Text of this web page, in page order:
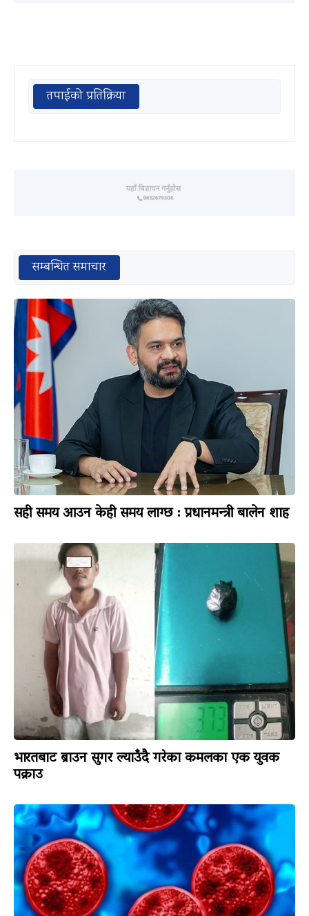
तपाईको प्रतिक्रिया
सम्बन्धित समाचार
सही समय आउन केही समय लाग्छ : प्रधानमन्त्री बालेन शाह
भारतबाट ब्राउन सुगर ल्याउँदै गरेका कमलका एक युवक
पक्राउ